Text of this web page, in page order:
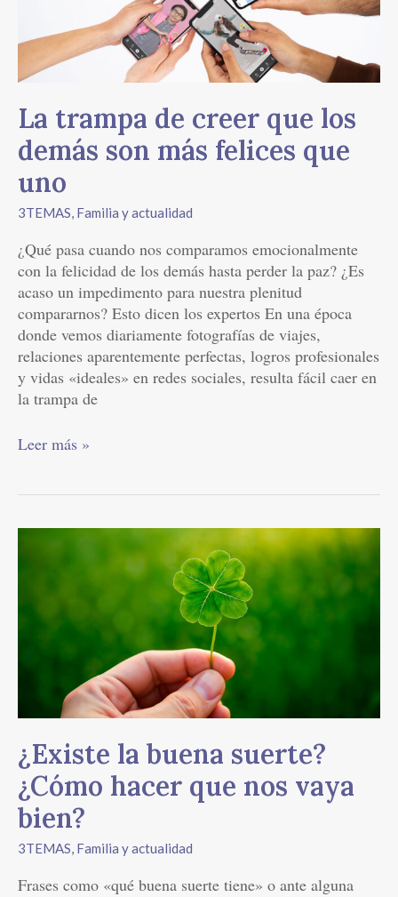
La trampa de creer que los
demás son más felices que
uno
3TEMAS, Familia y actualidad
¿Qué pasa cuando nos comparamos emocionalmente
con la felicidad de los demás hasta perder la paz? ¿Es
acaso un impedimento para nuestra plenitud
compararnos? Esto dicen los expertos En una época
donde vemos diariamente fotografías de viajes,
relaciones aparentemente perfectas, logros profesionales
y vidas «ideales» en redes sociales, resulta fácil caer en
la trampa de
demás
son
más
que
uno
Leer más »
¿Existe la buena suerte?
¿Cómo hacer que nos vaya
bien?
3TEMAS, Familia y actualidad
Frases como «qué buena suerte tiene» o ante alguna
¿Existe
suerte?
¿Cómo
que